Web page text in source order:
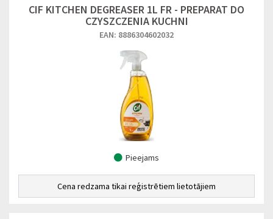
CIF KITCHEN DEGREASER 1L FR - PREPARAT DO
CZYSZCZENIA KUCHNI
EAN: 8886304602032
Pieejams
Cena redzama tikai reģistrētiem lietotājiem